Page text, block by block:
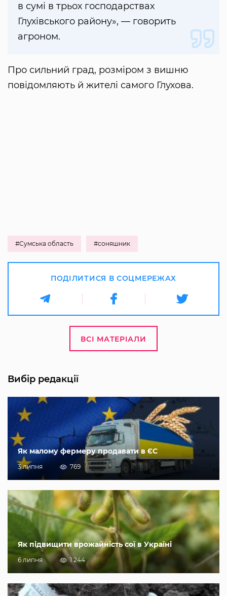
в сумі в трьох господарствах
Глухівського району», — говорить
агроном.
Про сильний град, розміром з вишню
повідомляють й жителі самого Глухова.
#Сумська область #соняшник
ПОДІЛИТИСЯ В СОЦМЕРЕЖАХ
ВСІ МАТЕРІАЛИ
Вибір редакції
Як малому фермеру продавати в ЄС
3 липня 769
Як підвищити врожайність сої в Україні
6 липня 1 244